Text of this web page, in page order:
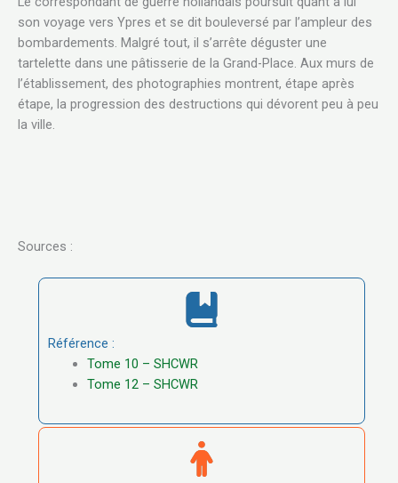
son voyage vers Ypres et se dit bouleversé par l’ampleur des
bombardements. Malgré tout, il s’arrête déguster une
tartelette dans une pâtisserie de la Grand-Place. Aux murs de
l’établissement, des photographies montrent, étape après
étape, la progression des destructions qui dévorent peu à peu
la ville.
Sources :
Référence :
Tome 10 – SHCWR
Tome 12 – SHCWR